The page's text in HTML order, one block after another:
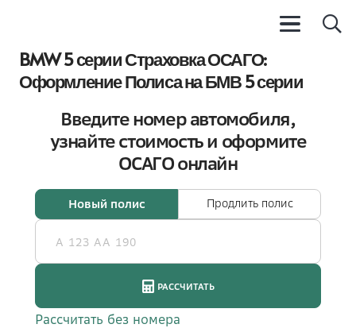
BMW 5 серии Страховка ОСАГО:
Оформление Полиса на БМВ 5 серии